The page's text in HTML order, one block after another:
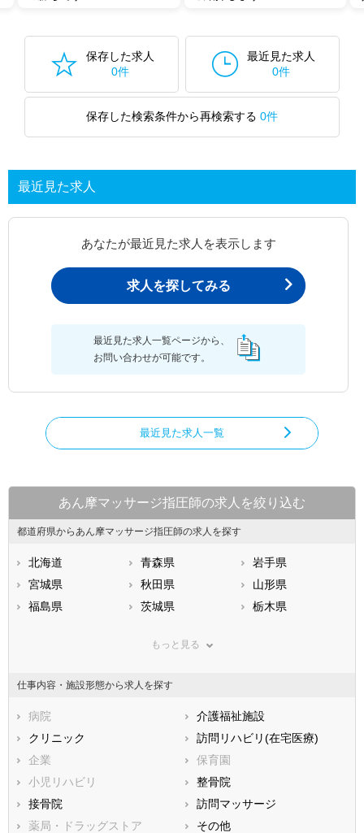
保存した求人
0件
最近見た求人
0件
保存した検索条件から再検索する 0件
最近見た求人
あなたが最近見た求人を表示します
求人を探してみる
最近見た求人一覧ページから、
お問い合わせが可能です。
最近見た求人一覧
あん摩マッサージ指圧師の求人を絞り込む
都道府県からあん摩マッサージ指圧師の求人を探す
北海道 青森県
岩手県
宮城県
秋田県
山形県
福島県
茨城県
栃木県
神奈川県
石川県
福井県
静岡県
三重県
滋賀県
大阪府
兵庫県
鳥取県
広島県
徳島県
香川県
愛媛県
もっと見る
仕事内容・施設形態から求人を探す
病院
介護福祉施設
クリニック
訪問リハビリ(在宅医療)
企業
保育園
小児リハビリ
整骨院
接骨院
訪問マッサージ
薬局・ドラッグストア
その他